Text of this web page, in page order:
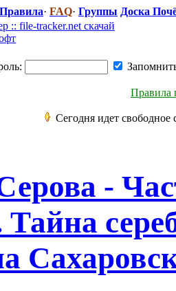
Правила· FAQ· Группы Доска
Правила
Сегодня идет свободное
-